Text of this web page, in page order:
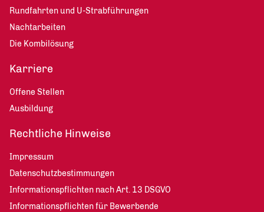
Rundfahrten und U-Strabführungen
Nachtarbeiten
Die Kombilösung
Karriere
Offene Stellen
Ausbildung
Rechtliche Hinweise
Impressum
Datenschutzbestimmungen
Informationspflichten nach Art. 13 DSGVO
Informationspflichten für Bewerbende